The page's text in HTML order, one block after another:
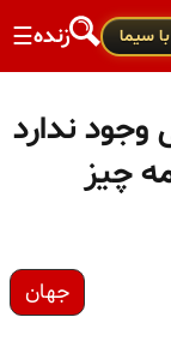
سیما زنده☰
ندارد
چیز
جهان